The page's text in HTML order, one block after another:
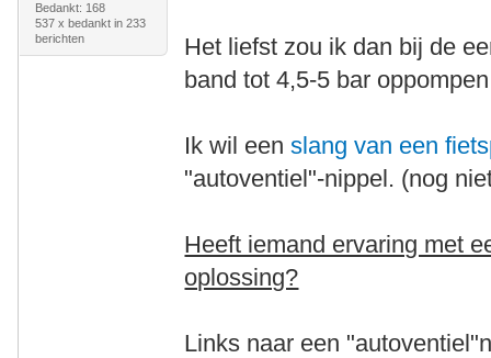
Bedankt: 168
537 x bedankt in 233
berichten
Het liefst zou ik dan bij de
band tot 4,5-5 bar
Ik wil eenslang van een
"autoventiel"-nippel. (nog
Heeft iemand ervaring met
oplossing?
Links naar een